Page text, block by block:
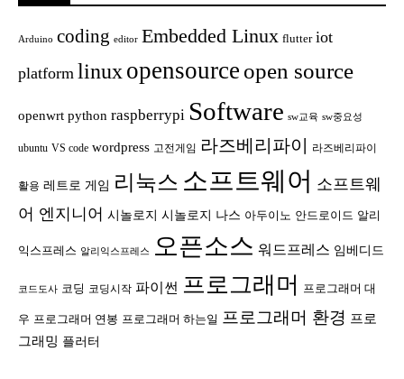
Arduino coding editor Embedded Linux flutter iot
platform linux opensource open source
openwrt python raspberrypi Software sw교육 sw중요성
ubuntu VS code wordpress 고전게임 라즈베리파이 라즈베리파이
활용 레트로 게임 리눅스 소프트웨어 소프트웨
어 엔지니어 시놀로지 시놀로지 나스 아두이노 안드로이드 알리
익스프레스 알리익스프레스 오픈소스 워드프레스 임베디드
코드도사 코딩 코딩시작 파이썬 프로그래머 프로그래머 대
우 프로그래머 연봉 프로그래머 하는일 프로그래머 환경 프로
그래밍 플러터